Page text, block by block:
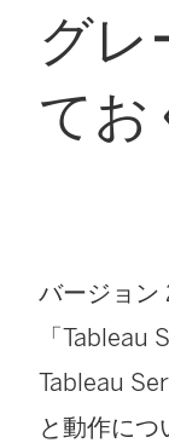
グレ
てお
バージョン
「Tableau
Tableau
と動作につ